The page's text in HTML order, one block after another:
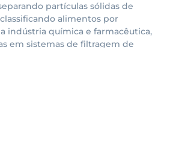
partículas sólidas de
alimentos por
indústria química e farmacêutica,
em sistemas de filtragem de